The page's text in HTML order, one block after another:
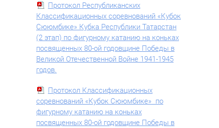
Протокол Республиканских
Классификационных соревнований «Кубок
Сююмбике» Кубка Республики Татарстан
(2 этап) по фигурному катанию на коньках
посвященных 80-ой годовщине Победы в
Великой Отечественной Войне 1941-1945
годов.
Протокол Классификационных
соревнований «Кубок Сююмбике» по
фигурному катанию на коньках
посвященных 80-ой годовщине Победы в